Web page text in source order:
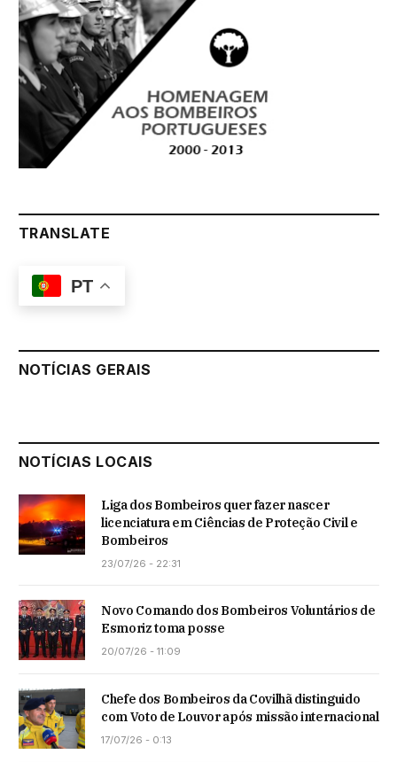
TRANSLATE
PT
NOTÍCIAS GERAIS
NOTÍCIAS LOCAIS
Liga dos Bombeiros quer fazer nascer
licenciatura em Ciências de Proteção Civil e
Bombeiros
23/07/26 - 22:31
Novo Comando dos Bombeiros Voluntários de
Esmoriz toma posse
20/07/26 - 11:09
Chefe dos Bombeiros da Covilhã distinguido
com Voto de Louvor após missão internacional
17/07/26 - 0:13